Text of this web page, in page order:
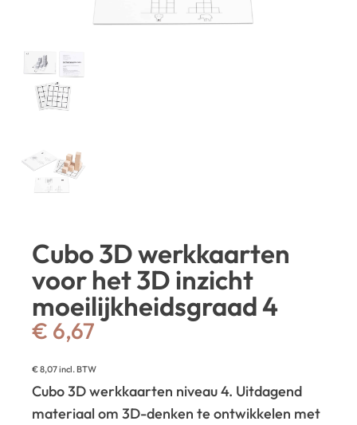
Cubo 3D werkkaarten
voor het 3D inzicht
moeilijkheidsgraad 4
€ 6,67
€8,07incl. BTW
Cubo 3D werkkaarten niveau 4. Uitdagend
materiaal om 3D-denken te ontwikkelen met